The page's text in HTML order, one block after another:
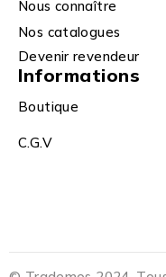
Nous connaître
Nos catalogues
Devenir revendeur
Informations
Boutique
C.G.V